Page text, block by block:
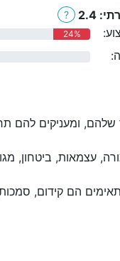
2.4
?
24%
שלהם, ומעניקים להם
עצמאות, ביטחון,
הם קידום,